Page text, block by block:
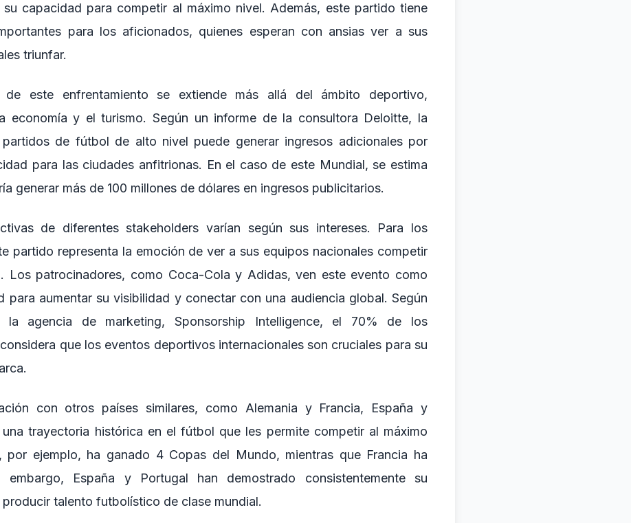
su capacidad para competir al máximo nivel. Además, este partido tiene
para los aficionados, quienes esperan con ansias ver a sus
triunfar.
de este enfrentamiento se extiende más allá del ámbito deportivo,
economía y el turismo. Según un informe de la consultora Deloitte, la
de fútbol de alto nivel puede generar ingresos adicionales por
para las ciudades anfitrionas. En el caso de este Mundial, se estima
generar más de 100 millones de dólares en ingresos publicitarios.
de diferentes stakeholders varían según sus intereses. Para los
partido representa la emoción de ver a sus equipos nacionales competir
Los patrocinadores, como Coca-Cola y Adidas, ven este evento como
para aumentar su visibilidad y conectar con una audiencia global. Según
agencia de marketing, Sponsorship Intelligence, el 70% de los
que los eventos deportivos internacionales son cruciales para su
con otros países similares, como Alemania y Francia, España y
una trayectoria histórica en el fútbol que les permite competir al máximo
por ejemplo, ha ganado 4 Copas del Mundo, mientras que Francia ha
España y Portugal han demostrado consistentemente su
talento futbolístico de clase mundial.